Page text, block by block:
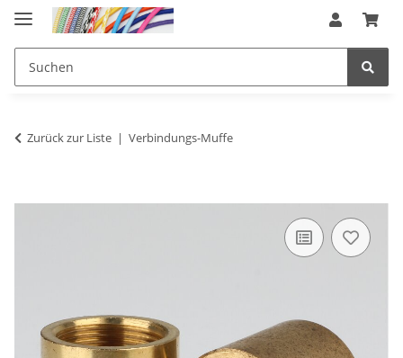
Zurück zur Liste Verbindungs-Muffe